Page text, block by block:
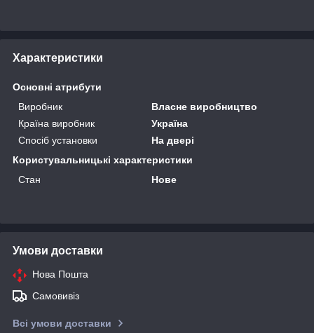
Характеристики
Основні атрибути
Виробник
Власне виробництво
Країна виробник
Україна
Спосіб установки
На двері
Користувальницькі характеристики
Стан
Нове
Умови доставки
Нова Пошта
Самовивіз
Всі умови доставки